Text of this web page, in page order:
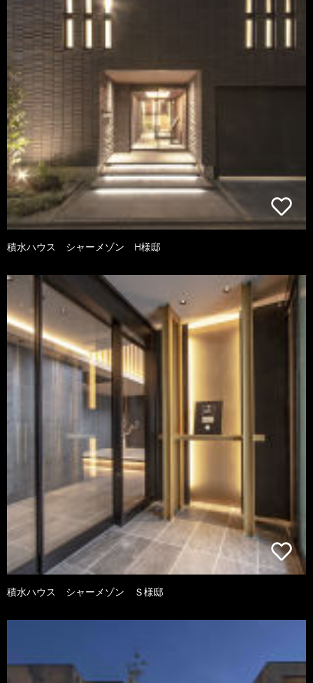
積水ハウス シャーメゾン H様邸
積水ハウス シャーメゾン Ｓ様邸